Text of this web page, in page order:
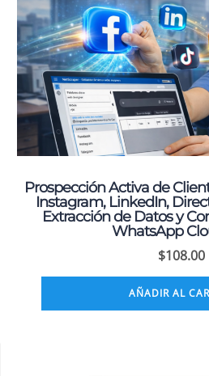
Prospección Activa de
Instagram, LinkedIn,
Extracción de Datos y
WhatsApp
$108.00
AÑADIR AL